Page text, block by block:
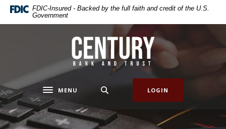
Home
footer
Download
view
.pdf
files.
FDIC-Insured - Backed by the full faith and credit of the U.S.
Government
Century Bank & Trust
Toggle navigation
MENU LOGIN